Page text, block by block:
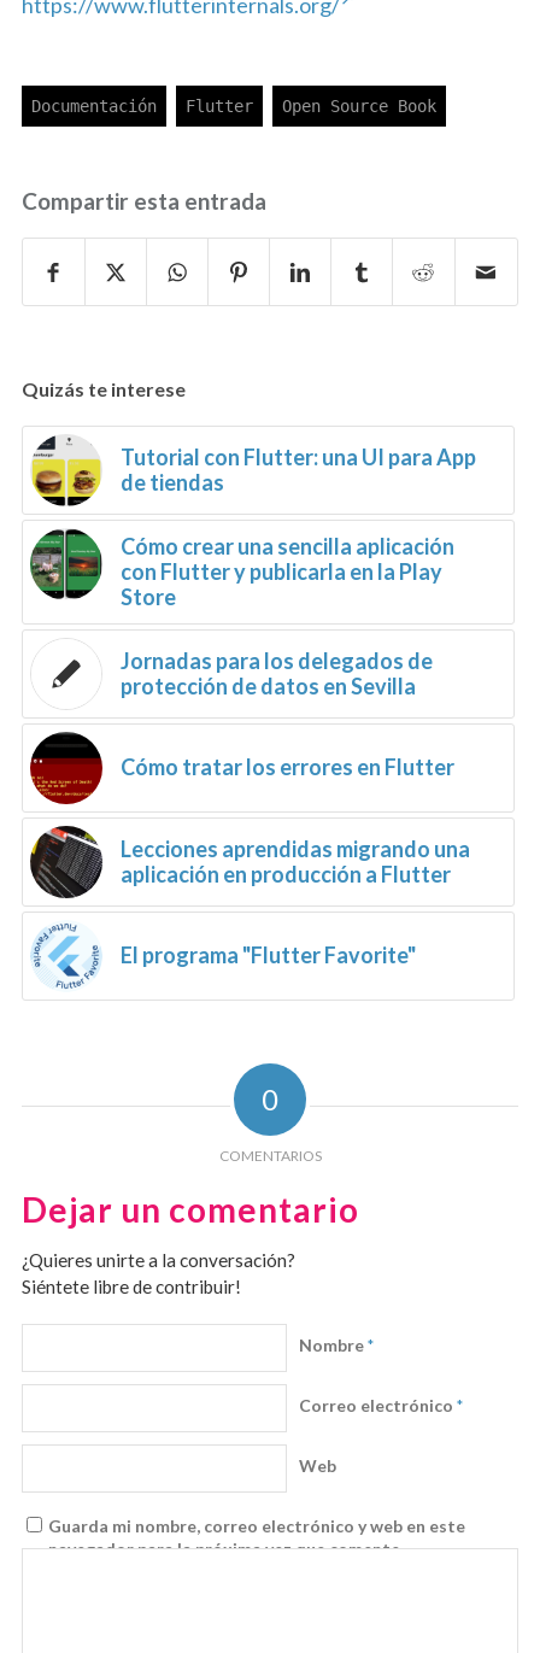
Compartir esta entrada
Quizás te interese
Tutorial con Flutter: una UI para App
de tiendas
Cómo crear una sencilla aplicación
con Flutter y publicarla en la Play
Store
Jornadas para los delegados de
protección de datos en Sevilla
Cómo tratar los errores en Flutter
Lecciones aprendidas migrando una
aplicación en producción a Flutter
El programa "Flutter Favorite"
0
COMENTARIOS
Dejar un comentario
¿Quieres unirte a la conversación?
Siéntete libre de contribuir!
Nombre*
Correo electrónico *
Web
Guarda mi nombre, correo electrónico y web en este
navegador para la próxima vez que comente.